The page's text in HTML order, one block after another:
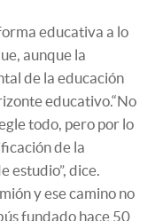
educativa a lo
aunque la
de la educación
educativo.“No
todo, pero por lo
de la
estudio”, dice.
y ese camino no
fundado hace 50